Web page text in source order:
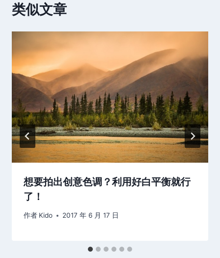
类似文章
想要拍出创意色调？利用好白平衡就行
了！
作者 Kido 2017 年 6 月 17 日